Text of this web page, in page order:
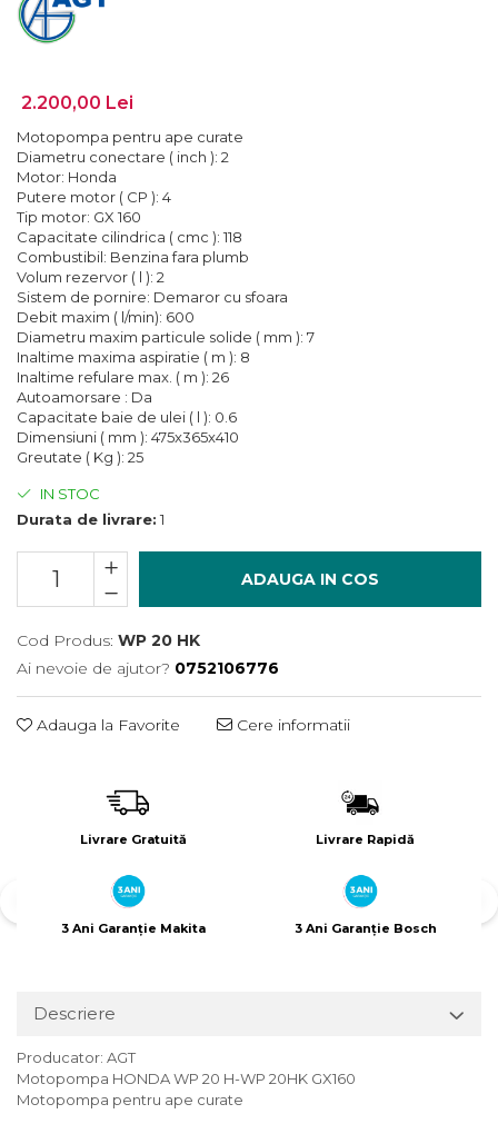
Mașini de Găurit și Înșurubat
Mașini de Tuns Gazon
Mașini de Înșurubat cu Impact
Mașini de Șlefuit
Mașini Multifuncționale
Mașini Înșurubat pentru Gips
Carton
Polizoare Unghiulare
Pulverizatoare
Rindele
Suflante
Trimmere
Vibratoare Beton
Încărcătoare
GARDURI ELECTRICE
Mașini de Frezat Caneluri
Mașini de Frezat Nuturi
Mașini de Găurit
Mașini de Găurit cu Percuție
Mașini de Polișat
Mașini de Tuns Gard Viu
Mașini de Tăiat BCA
Mașini de Înșurubat cu Impuls
Mașini de Înșurubat Electrice
Mașini de Înșurubat pentru Gips
Carton
Multicutter
Polizoare de Banc
Polizoare Unghiulare
Rindele
Suflante
Suflante cu Aer Cald
Tăiere cu Ferăstraie Sabie
Diamant
uleiuri
Unelte Manuale
Valize de Protecție
Șlefuire și Lustruire
Suflante de Grădină
Trimmere
2.200,00 Lei
Motopompa pentru ape curate
Diametru conectare ( inch ): 2
Motor: Honda
Putere motor ( CP ): 4
Tip motor: GX 160
Capacitate cilindrica ( cmc ): 118
Combustibil: Benzina fara plumb
Volum rezervor ( l ): 2
Sistem de pornire: Demaror cu sfoara
Debit maxim ( l/min): 600
Diametru maxim particule solide ( mm ): 7
Inaltime maxima aspiratie ( m ): 8
Inaltime refulare max. ( m ): 26
Autoamorsare : Da
Capacitate baie de ulei ( l ): 0.6
Dimensiuni ( mm ): 475x365x410
Greutate ( Kg ): 25
IN STOC
Durata de livrare: 1
ADAUGA IN COS
Cod Produs: WP 20 HK
Ai nevoie de ajutor? 0752106776
Adauga la Favorite Cere informatii
Livrare Gratuită Livrare Rapidă
3 Ani Garanție Makita 3 Ani Garanție Bosch
Descriere
Producator: AGT
Motopompa HONDA WP 20 H-WP 20HK GX160
Motopompa pentru ape curate